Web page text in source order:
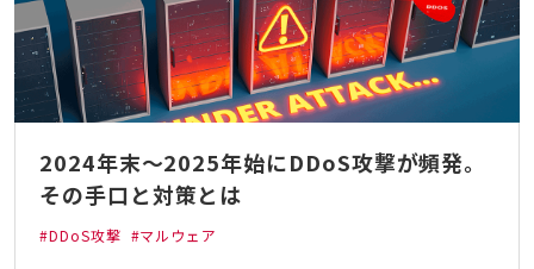
2024年末～2025年始にDDoS攻撃が頻発。
その手口と対策とは
#DDoS攻撃 #マルウェア